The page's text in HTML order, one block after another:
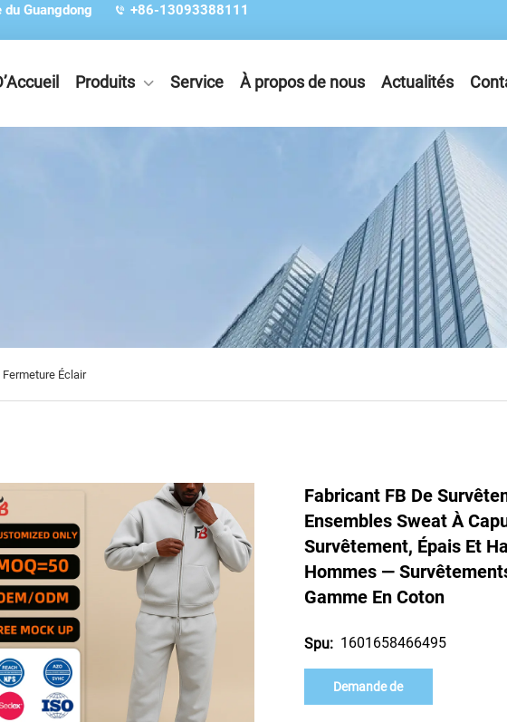
Guangdong
+86-13093388111
Produits Service À propos de nous Actualités
Éclair
Fabricant FB De
Ensembles Sweat À
Survêtement, Épais Et
Hommes —
Gamme En Coton
Spu: 1601658466495
Demande de